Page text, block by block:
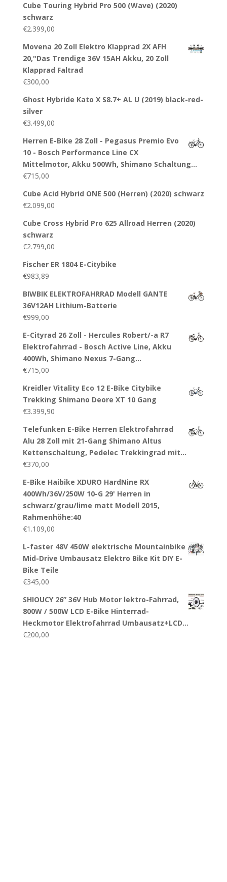
Cube Touring Hybrid Pro 500 (Wave) (2020)
schwarz
€2.399,00
Movena 20 Zoll Elektro Klapprad 2X AFH
20,"Das Trendige 36V 15AH Akku, 20 Zoll
Klapprad Faltrad
€300,00
Ghost Hybride Kato X S8.7+ AL U (2019) black-red-
silver
€3.499,00
Herren E-Bike 28 Zoll - Pegasus Premio Evo
10 - Bosch Performance Line CX
Mittelmotor, Akku 500Wh, Shimano Schaltung…
€715,00
Cube Acid Hybrid ONE 500 (Herren) (2020) schwarz
€2.099,00
Cube Cross Hybrid Pro 625 Allroad Herren (2020)
schwarz
€2.799,00
Fischer ER 1804 E-Citybike
€983,89
BIWBIK ELEKTROFAHRRAD Modell GANTE
36V12AH Lithium-Batterie
€999,00
E-Cityrad 26 Zoll - Hercules Robert/-a R7
Elektrofahrrad - Bosch Active Line, Akku
400Wh, Shimano Nexus 7-Gang…
€715,00
Kreidler Vitality Eco 12 E-Bike Citybike
Trekking Shimano Deore XT 10 Gang
€3.399,90
Telefunken E-Bike Herren Elektrofahrrad
Alu 28 Zoll mit 21-Gang Shimano Altus
Kettenschaltung, Pedelec Trekkingrad mit…
€370,00
E-Bike Haibike XDURO HardNine RX
400Wh/36V/250W 10-G 29' Herren in
schwarz/grau/lime matt Modell 2015,
Rahmenhöhe:40
€1.109,00
L-faster 48V 450W elektrische Mountainbike
Mid-Drive Umbausatz Elektro Bike Kit DIY E-
Bike Teile
€345,00
SHIOUCY 26” 36V Hub Motor lektro-Fahrrad,
800W / 500W LCD E-Bike Hinterrad-
Heckmotor Elektrofahrrad Umbausatz+LCD…
€200,00